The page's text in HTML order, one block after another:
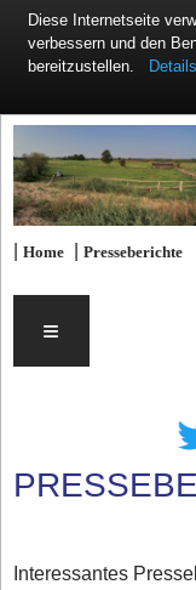
|Home |Presseberichte
≡
Interessantes
Diese Internetseite
verbessern und den
bereitzustellen.
Details